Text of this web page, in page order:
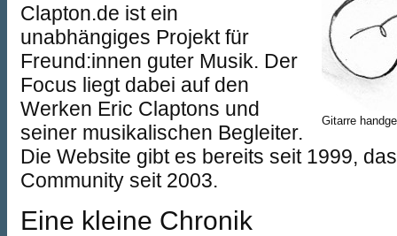
Gitarre
Clapton.de ist ein
unabhängiges Projekt für
Freund:innen guter Musik. Der
Focus liegt dabei auf den
Werken Eric Claptons und
seiner musikalischen Begleiter.
Die Website gibt es bereits seit 1999,
Community seit 2003.
Eine kleine Chronik